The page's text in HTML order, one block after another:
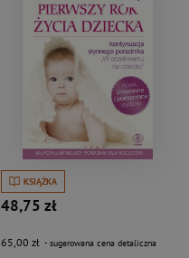
KSIĄŻKA
48,75 zł
65,00 zł - sugerowana cena detaliczna